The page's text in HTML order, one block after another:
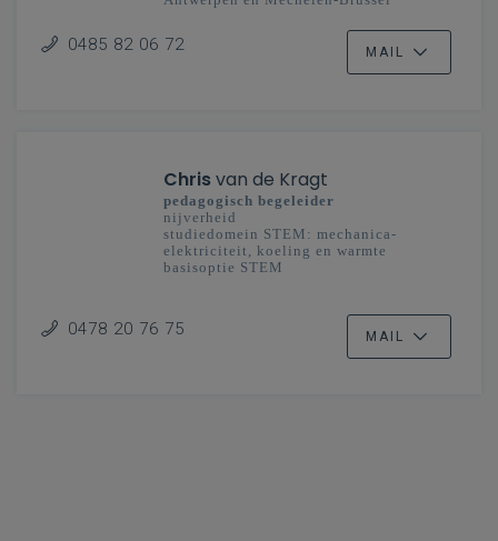
0485 82 06 72 MAIL
Chrisvan de Kragt
pedagogisch begeleider
nijverheid
studiedomein STEM: mechanica-
elektriciteit, koeling en warmte
basisoptie STEM
0478 20 76 75 MAIL